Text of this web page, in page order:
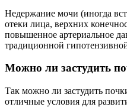
Недержание мочи (иногда
отеки лица, верхних
повышенное артериальное
традиционной
Можно ли застудить
Так можно ли застудить
отличные условия для